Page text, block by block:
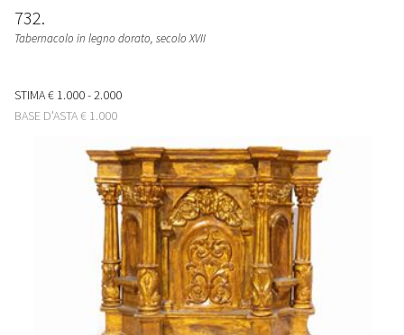
732
Tabernacolo in legno dorato, secolo XVII
STIMA€ 1.000 - 2.000
BASE D'ASTA€ 1.000